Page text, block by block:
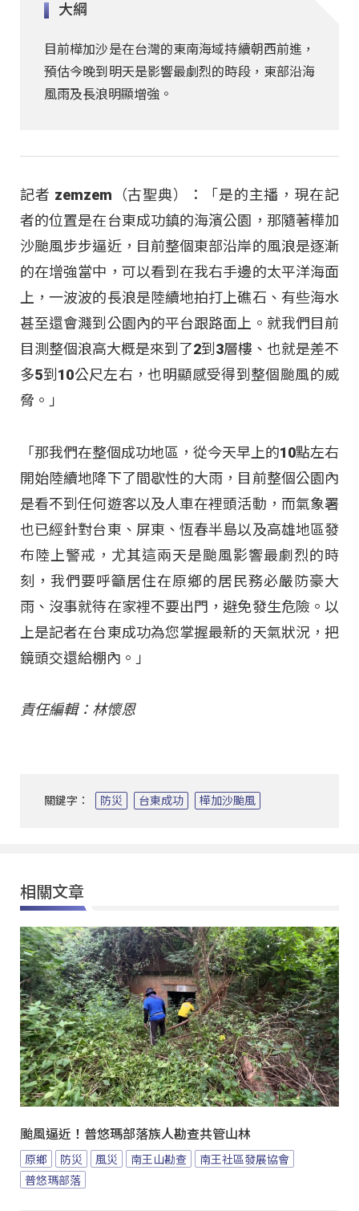
大綱
目前樺加沙是在台灣的東南海域持續朝西前進，
預估今晚到明天是影響最劇烈的時段，東部沿海
風雨及長浪明顯增強。
記者 zemzem（古聖典）：「是的主播，現在記
者的位置是在台東成功鎮的海濱公園，那隨著樺加
沙颱風步步逼近，目前整個東部沿岸的風浪是逐漸
的在增強當中，可以看到在我右手邊的太平洋海面
上，一波波的長浪是陸續地拍打上礁石、有些海水
甚至還會濺到公園內的平台跟路面上。就我們目前
目測整個浪高大概是來到了2到3層樓、也就是差不
多5到10公尺左右，也明顯感受得到整個颱風的威
脅。」
「那我們在整個成功地區，從今天早上的10點左右
開始陸續地降下了間歇性的大雨，目前整個公園內
是看不到任何遊客以及人車在裡頭活動，而氣象署
也已經針對台東、屏東、恆春半島以及高雄地區發
布陸上警戒，尤其這兩天是颱風影響最劇烈的時
刻，我們要呼籲居住在原鄉的居民務必嚴防豪大
雨、沒事就待在家裡不要出門，避免發生危險。以
上是記者在台東成功為您掌握最新的天氣狀況，把
鏡頭交還給棚內。」
責任編輯：林懷恩
關鍵字： 防災 台東成功 樺加沙颱風
相關文章
颱風逼近！普悠瑪部落族人勘查共管山林
原鄉 防災 風災 南王山勘查
南王社區發展協會
普悠瑪部落